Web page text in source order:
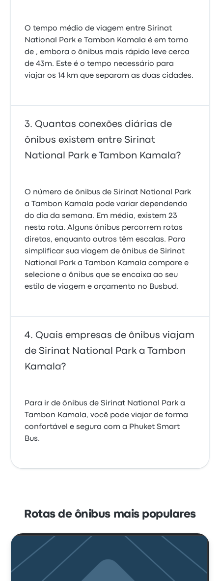
O tempo médio de viagem entre Sirinat
National Park e Tambon Kamala é em torno
de , embora o ônibus mais rápido leve cerca
de 43m. Este é o tempo necessário para
viajar os 14 km que separam as duas cidades.
Quantas conexões diárias de
ônibus existem entre Sirinat
National Park e Tambon Kamala?
O número de ônibus de Sirinat National Park
a Tambon Kamala pode variar dependendo
do dia da semana. Em média, existem 23
nesta rota. Alguns ônibus percorrem rotas
diretas, enquanto outros têm escalas. Para
simplificar sua viagem de ônibus de Sirinat
National Park a Tambon Kamala compare e
selecione o ônibus que se encaixa ao seu
estilo de viagem e orçamento no Busbud.
Quais empresas de ônibus viajam
de Sirinat National Park a Tambon
Kamala?
Para ir de ônibus de Sirinat National Park a
Tambon Kamala, você pode viajar de forma
confortável e segura com a Phuket Smart
Bus.
Rotas de ônibus mais populares